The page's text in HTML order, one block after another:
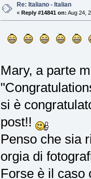
Re: Italiano - Italian
« Reply #14841 on: Aug 24,
Mary, a parte
si è
post!!
Penso che sia
orgia di
Forse è il caso